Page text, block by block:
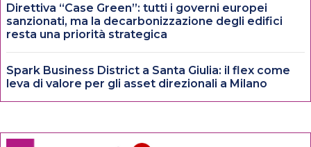
Direttiva “Case Green”: tutti i governi europei
sanzionati, ma la decarbonizzazione degli edifici
resta una priorità strategica
Spark Business District a Santa Giulia: il flex come
leva di valore per gli asset direzionali a Milano